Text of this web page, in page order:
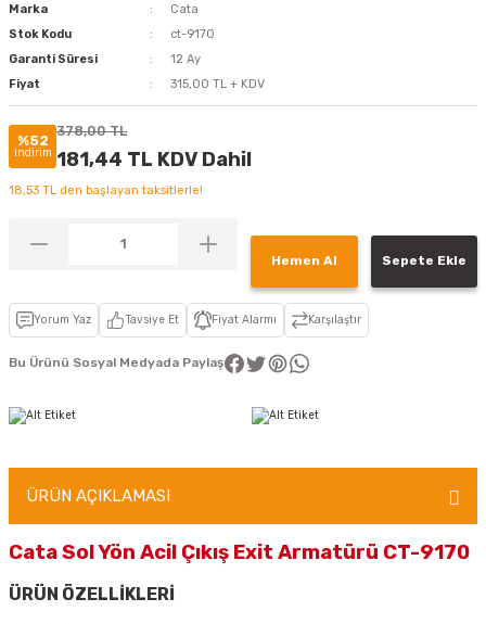
Marka
Cata
Stok Kodu
ct-9170
Garanti Süresi
12 Ay
Fiyat
315,00 TL + KDV
%52
indirim
378,00 TL
181,44 TL KDV Dahil
18,53 TL den başlayan taksitlerle!
Hemen Al Sepete Ekle
Yorum Yaz Tavsiye Et Fiyat Alarmı Karşılaştır
Bu Ürünü Sosyal Medyada Paylaş
ÜRÜN AÇIKLAMASI
Cata Sol Yön Acil Çıkış Exit Armatürü CT-9170
ÜRÜN ÖZELLİKLERİ